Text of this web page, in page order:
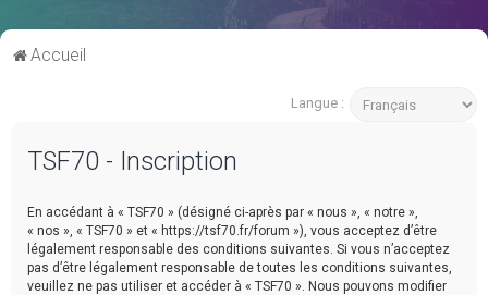
Accueil
Langue :
TSF70 - Inscription
En accédant à « TSF70 » (désigné ci-après par « nous », « notre »,
« nos », « TSF70 » et « https://tsf70.fr/forum »), vous acceptez d’être
légalement responsable des conditions suivantes. Si vous n’acceptez
pas d’être légalement responsable de toutes les conditions suivantes,
veuillez ne pas utiliser et accéder à « TSF70 ». Nous pouvons modifier